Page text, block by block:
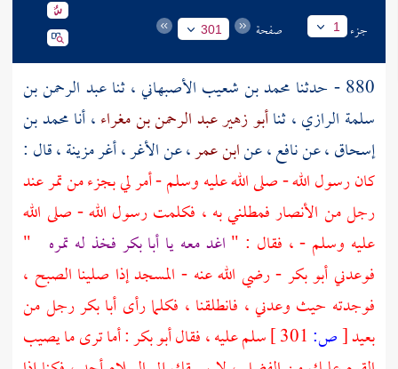
جزء 1 صفحة 301
880 - حدثنا محمد بن شعيب الأصبهاني، ثناعبد الرحمن بن
سلمة الرازي، ثناأبو زهير عبد الرحمن بن مغراء، أنامحمد بن
إسحاق، عننافع، عنابن عمر، عنالأغر، أغر مزينة ، قال :
كان رسول الله - صلى الله عليه وسلم - أمر لي بجزء من تمر عند
رجل من الأنصارفمطلني به ، فكلمت رسول الله - صلى الله
عليه وسلم - ، فقال : " اغد معه يا أبا بكر فخذ له تمره "
فوعدنيأبو بكر- رضي الله عنه - المسجد إذا صلينا الصبح ،
فوجدته حيث وعدني ، فانطلقنا ، فكلما رأى أبا بكررجل من
بعيد[ص: سلم عليه ، فقالأبو بكر: أما ترى ما يصيب